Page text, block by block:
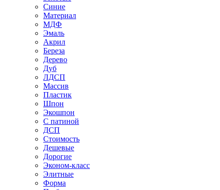
Синие
Материал
МДФ
Эмаль
Акрил
Береза
Дерево
Дуб
ЛДСП
Массив
Пластик
Шпон
Экошпон
С патиной
ДСП
Стоимость
Дешевые
Дорогие
Эконом-класс
Элитные
Форма